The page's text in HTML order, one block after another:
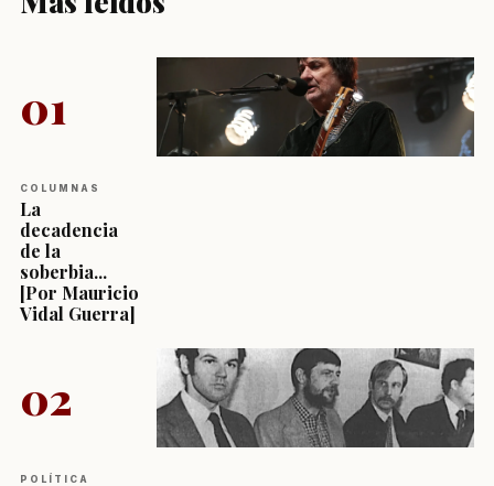
01
COLUMNAS
La
decadencia
de la
soberbia...
[Por Mauricio
Vidal Guerra]
02
POLÍTICA